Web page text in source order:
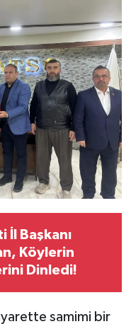
İl Başkanı
Köylerin
Dinledi!
samimi bir